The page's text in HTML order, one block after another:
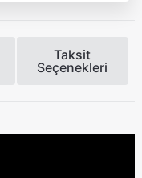
Taksit
Seçenekleri